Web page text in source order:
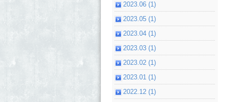
2023.06 (1)
2023.05 (1)
2023.04 (1)
2023.03 (1)
2023.02 (1)
2023.01 (1)
2022.12 (1)